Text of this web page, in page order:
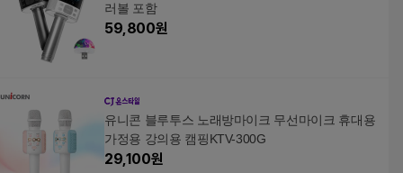
러볼 포함
59,800원
유니콘 블루투스 노래방마이크 무선마이크 휴대용
가정용 강의용 캠핑KTV-300G
29,100원